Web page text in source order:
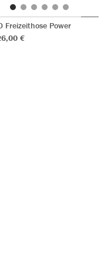
Freizeithose Power
€